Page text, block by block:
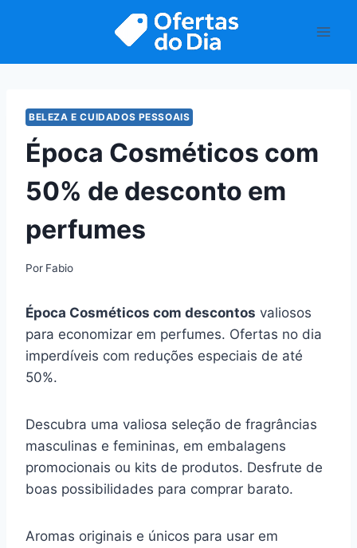
BELEZA E CUIDADOS PESSOAIS
Época Cosméticos com
50% de desconto em
perfumes
Por Fabio
Época Cosméticos com descontos valiosos
para economizar em perfumes. Ofertas no dia
imperdíveis com reduções especiais de até
50%.
Descubra uma valiosa seleção de fragrâncias
masculinas e femininas, em embalagens
promocionais ou kits de produtos. Desfrute de
boas possibilidades para comprar barato.
Aromas originais e únicos para usar em